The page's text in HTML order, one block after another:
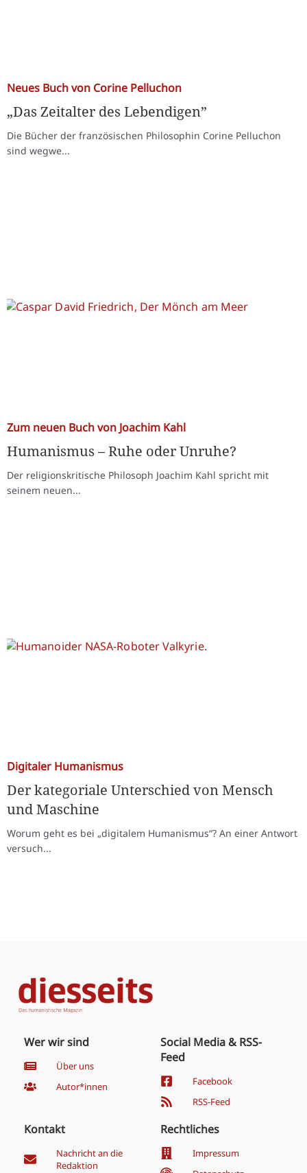
Neues Buch von Corine Pelluchon
„Das Zeitalter des Lebendigen”
Die Bücher der französischen Philosophin Corine Pelluchon
sind wegwe...
Zum neuen Buch von Joachim Kahl
Humanismus – Ruhe oder Unruhe?
Der religionskritische Philosoph Joachim Kahl spricht mit
seinem neuen...
Digitaler Humanismus
Der kategoriale Unterschied von Mensch
und Maschine
Worum geht es bei „digitalem Humanismus“? An einer Antwort
versuch...
Wer wir sind
Über uns
Autor*innen
Social Media & RSS-
Feed
Facebook
RSS-Feed
Kontakt
Nachricht an die
Redaktion
Rechtliches
Impressum